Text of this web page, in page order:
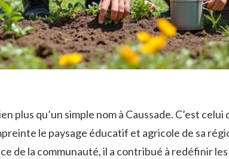
plus qu’un simple nom à Caussade. C’est celui
le paysage éducatif et agricole de sa
de la communauté, il a contribué à redéfinir